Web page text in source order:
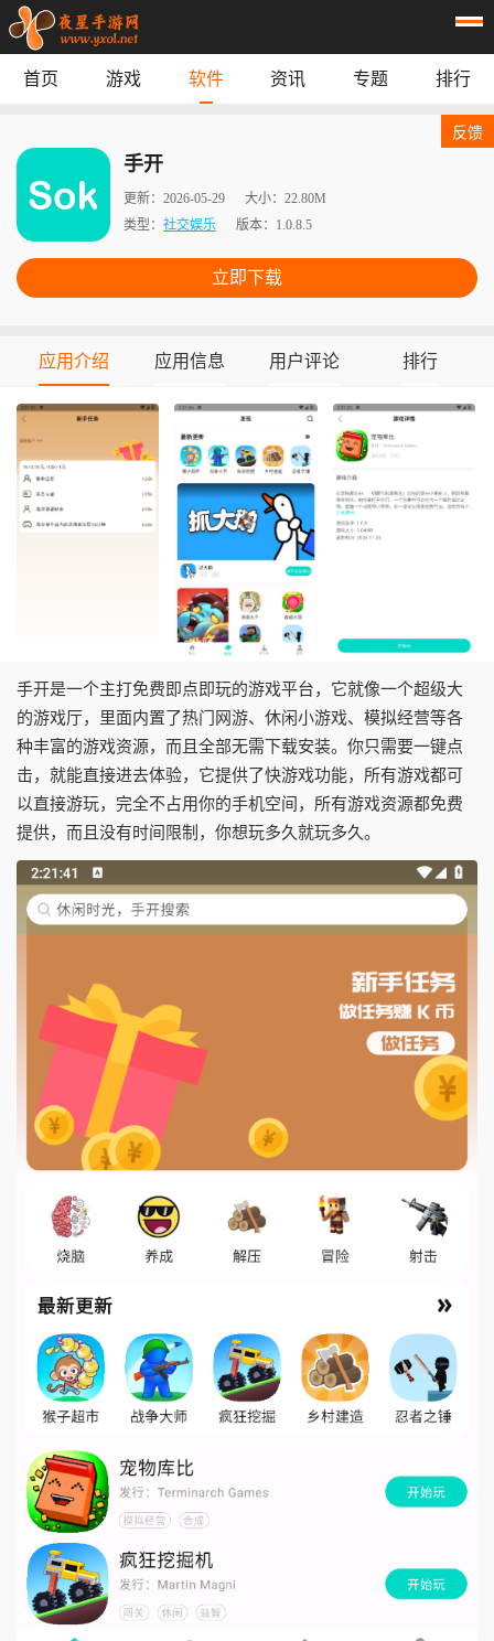
专题
首页 游戏 软件 资讯 专题 排行
手开
更新： 2026-05-29 大小： 22.80M
类型： 社交娱乐 版本： 1.0.8.5
立即下载
反馈
应用介绍 应用信息 用户评论 排行
手开是一个主打免费即点即玩的游戏平台，它就像一个超级大
的游戏厅，里面内置了热门网游、休闲小游戏、模拟经营等各
种丰富的游戏资源，而且全部无需下载安装。你只需要一键点
击，就能直接进去体验，它提供了快游戏功能，所有游戏都可
以直接游玩，完全不占用你的手机空间，所有游戏资源都免费
提供，而且没有时间限制，你想玩多久就玩多久。